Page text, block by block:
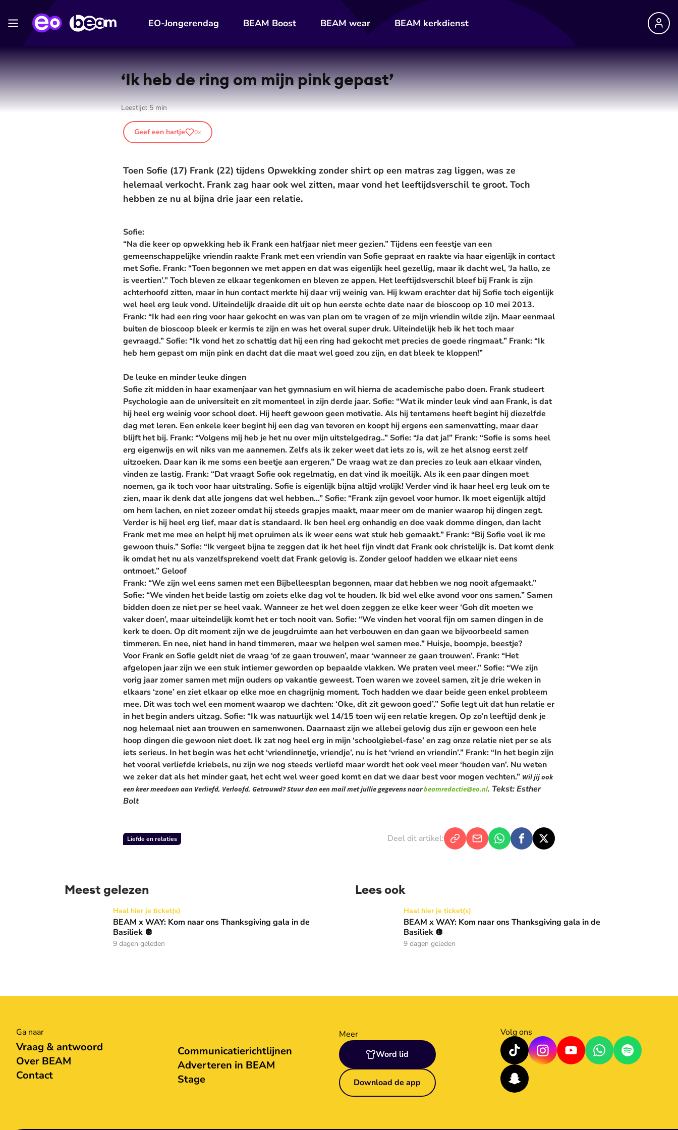
EO-Jongerendag BEAM Boost BEAM wear BEAM kerkdienst
‘Ik heb de ring om mijn pink gepast’
Leestijd: 5 min
Geef een hartje 0x
Toen Sofie (17) Frank (22) tijdens Opwekking zonder shirt op een matras zag liggen, was ze
helemaal verkocht. Frank zag haar ook wel zitten, maar vond het leeftijdsverschil te groot. Toch
hebben ze nu al bijna drie jaar een relatie.
Sofie:
“Na die keer op opwekking heb ik Frank een halfjaar niet meer gezien.” Tijdens een feestje van een
gemeenschappelijke vriendin raakte Frank met een vriendin van Sofie gepraat en raakte via haar eigenlijk in contact
met Sofie. Frank:“Toen begonnen we met appen en dat was eigenlijk heel gezellig, maar ik dacht wel, ‘Ja hallo, ze
is veertien’.” Toch bleven ze elkaar tegenkomen en bleven ze appen. Het leeftijdsverschil bleef bij Frank is zijn
achterhoofd zitten, maar in hun contact merkte hij daar vrij weinig van. Hij kwam erachter dat hij Sofie toch eigenlijk
wel heel erg leuk vond. Uiteindelijk draaide dit uit op hun eerste echte date naar de bioscoop op 10 mei 2013.
Frank:“Ik had een ring voor haar gekocht en was van plan om te vragen of ze mijn vriendin wilde zijn. Maar eenmaal
buiten de bioscoop bleek er kermis te zijn en was het overal super druk. Uiteindelijk heb ik het toch maar
gevraagd.”Sofie:“Ik vond het zo schattig dat hij een ring had gekocht met precies de goede ringmaat.” Frank:“Ik
heb hem gepast om mijn pink en dacht dat die maat wel goed zou zijn, en dat bleek te kloppen!”
De leuke en minder leuke dingen
Sofie zit midden in haar examenjaar van het gymnasium en wil hierna de academische pabo doen. Frank studeert
Psychologie aan de universiteit en zit momenteel in zijn derde jaar.Sofie:“Wat ik minder leuk vind aan Frank, is dat
hij heel erg weinig voor school doet. Hij heeft gewoon geen motivatie. Als hij tentamens heeft begint hij diezelfde
dag met leren. Een enkele keer begint hij een dag van tevoren en koopt hij ergens een samenvatting, maar daar
blijft het bij. Frank:“Volgens mij heb je het nu over mijn uitstelgedrag..”Sofie:“Ja dat ja!” Frank:“Sofie is soms heel
erg eigenwijs en wil niks van me aannemen. Zelfs als ik zeker weet dat iets zo is, wil ze het alsnog eerst zelf
uitzoeken. Daar kan ik me soms een beetje aan ergeren.” De vraag wat ze dan precies zo leuk aan elkaar vinden,
vinden ze lastig. Frank:“Dat vraagt Sofie ook regelmatig, en dat vind ik moeilijk. Als ik een paar dingen moet
noemen, ga ik toch voor haar uitstraling. Sofie is eigenlijk bijna altijd vrolijk! Verder vind ik haar heel erg leuk om te
zien, maar ik denk dat alle jongens dat wel hebben…”Sofie:“Frank zijn gevoel voor humor. Ik moet eigenlijk altijd
om hem lachen, en niet zozeer omdat hij steeds grapjes maakt, maar meer om de manier waarop hij dingen zegt.
Verder is hij heel erg lief, maar dat is standaard. Ik ben heel erg onhandig en doe vaak domme dingen, dan lacht
Frank met me mee en helpt hij met opruimen als ik weer eens wat stuk heb gemaakt.” Frank:“Bij Sofie voel ik me
gewoon thuis.”Sofie:“Ik vergeet bijna te zeggen dat ik het heel fijn vindt dat Frank ook christelijk is. Dat komt denk
ik omdat het nu als vanzelfsprekend voelt dat Frank gelovig is. Zonder geloof hadden we elkaar niet eens
ontmoet.”Geloof
Frank:“We zijn wel eens samen met een Bijbelleesplan begonnen, maar dat hebben we nog nooit afgemaakt.”
Sofie:“We vinden het beide lastig om zoiets elke dag vol te houden. Ik bid wel elke avond voor ons samen.” Samen
bidden doen ze niet per se heel vaak. Wanneer ze het wel doen zeggen ze elke keer weer ‘Goh dit moeten we
vaker doen’, maar uiteindelijk komt het er toch nooit van.Sofie:“We vinden het vooral fijn om samen dingen in de
kerk te doen. Op dit moment zijn we de jeugdruimte aan het verbouwen en dan gaan we bijvoorbeeld samen
timmeren. En nee, niet hand in hand timmeren, maar we helpen wel samen mee.” Huisje, boompje, beestje?
Voor Frank en Sofie geldt niet de vraag ‘of ze gaan trouwen’, maar ‘wanneer ze gaan trouwen’. Frank:“Het
afgelopen jaar zijn we een stuk intiemer geworden op bepaalde vlakken. We praten veel meer.”Sofie:“We zijn
vorig jaar zomer samen met mijn ouders op vakantie geweest. Toen waren we zoveel samen, zit je drie weken in
elkaars ‘zone’ en ziet elkaar op elke moe en chagrijnig moment. Toch hadden we daar beide geen enkel probleem
mee. Dit was toch wel een moment waarop we dachten: ‘Oke, dit zit gewoon goed’.” Sofie legt uit dat hun relatie er
in het begin anders uitzag.Sofie:“Ik was natuurlijk wel 14/15 toen wij een relatie kregen. Op zo’n leeftijd denk je
nog helemaal niet aan trouwen en samenwonen. Daarnaast zijn we allebei gelovig dus zijn er gewoon een hele
hoop dingen die gewoon niet doet. Ik zat nog heel erg in mijn ‘schoolgiebel-fase’ en zag onze relatie niet per se als
iets serieus. In het begin was het echt ‘vriendinnetje, vriendje’, nu is het ‘vriend en vriendin’.” Frank:“In het begin zijn
het vooral verliefde kriebels, nu zijn we nog steeds verliefd maar wordt het ook veel meer ‘houden van’. Nu weten
we zeker dat als het minder gaat, het echt wel weer goed komt en dat we daar best voor mogen vechten.” Wil jij ook
een keer meedoen aan Verliefd, Verloofd, Getrouwd? Stuur dan een mail met jullie gegevens naarbeamredactie@eo.nl. Tekst: Esther
Bolt
Liefde en relaties Deel dit artikel:
Meest gelezen
BEAM x WAY: Kom naar ons Thanksgiving gala in de Basiliek 🪩
Haal hier je ticket(s)
BEAM x WAY: Kom naar ons Thanksgiving gala in de
Basiliek 🪩
9 dagen geleden
Lees ook
BEAM x WAY: Kom naar ons Thanksgiving gala in de Basiliek 🪩
Haal hier je ticket(s)
BEAM x WAY: Kom naar ons Thanksgiving gala in de
Basiliek 🪩
9 dagen geleden
Ga naar
Vraag & antwoord
Over BEAM
Contact
Communicatierichtlijnen
Adverteren in BEAM
Stage
Meer
Word lid
Download de app
Volg ons